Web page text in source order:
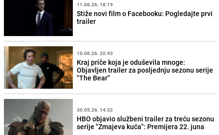
11.06.26. 18:19
Stiže novi film o Facebooku: Pogledajte prvi
trailer
10.06.26. 20:43
Kraj priče koja je oduševila mnoge:
Objavljen trailer za posljednju sezonu serije
"The Bear"
30.05.26. 14:32
HBO objavio službeni trailer za treću sezonu
serije "Zmajeva kuća": Premijera 22. juna